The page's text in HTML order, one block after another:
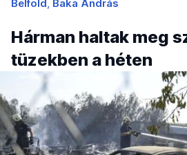
Belföld Baka András
Hárman haltak meg
tüzekben a héten